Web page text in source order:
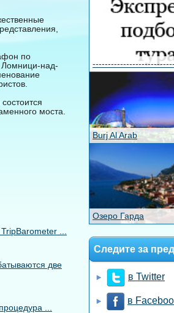
по
Ломници-над-
моста.
...
две
...
Burj Al Arab
Озеро Гарда
Следите за
в Twitter
в